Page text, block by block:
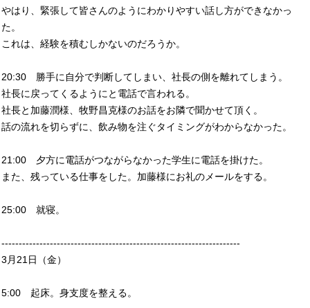
やはり、緊張して皆さんのようにわかりやすい話し方ができなかっ
た。
これは、経験を積むしかないのだろうか。
20:30 勝手に自分で判断してしまい、社長の側を離れてしまう。
社長に戻ってくるようにと電話で言われる。
社長と加藤潤様、牧野昌克様のお話をお隣で聞かせて頂く。
話の流れを切らずに、飲み物を注ぐタイミングがわからなかった。
21:00 夕方に電話がつながらなかった学生に電話を掛けた。
また、残っている仕事をした。加藤様にお礼のメールをする。
25:00 就寝。
---------------------------------------------------------------------
3月21日（金）
5:00 起床。身支度を整える。